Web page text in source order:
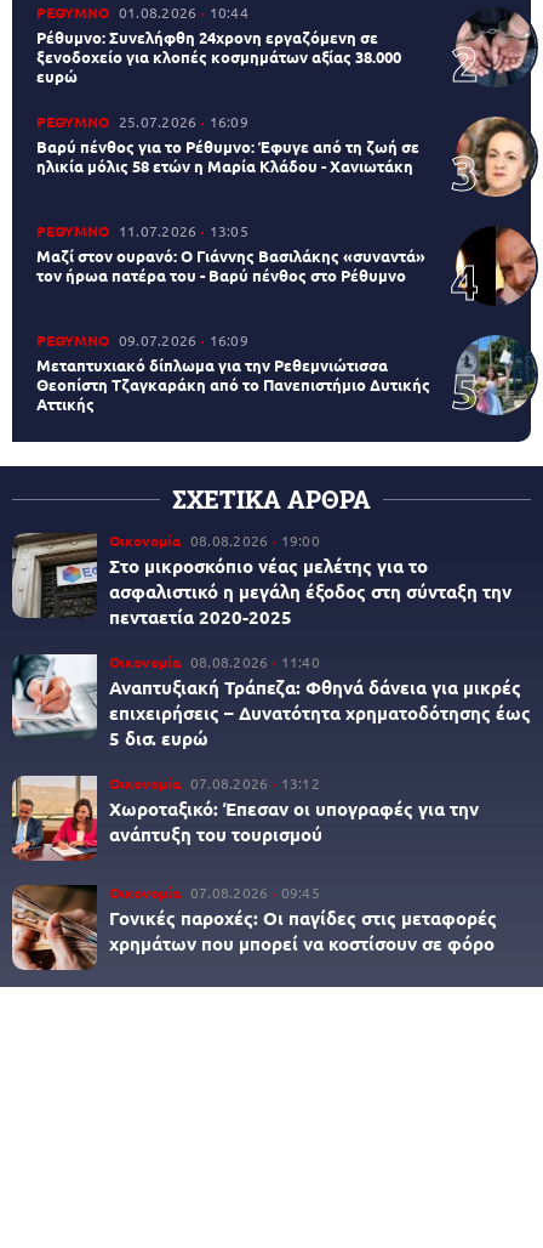
ΡΕΘΥΜΝΟ 01.08.2026 10:44
Ρέθυμνο: Συνελήφθη 24χρονη εργαζόμενη σε
ξενοδοχείο για κλοπές κοσμημάτων αξίας 38.000
ευρώ
ΡΕΘΥΜΝΟ 25.07.2026 16:09
Βαρύ πένθος για το Ρέθυμνο: Έφυγε από τη ζωή σε
ηλικία μόλις 58 ετών η Μαρία Κλάδου - Χανιωτάκη
ΡΕΘΥΜΝΟ 11.07.2026 13:05
Μαζί στον ουρανό: Ο Γιάννης Βασιλάκης «συναντά»
τον ήρωα πατέρα του - Βαρύ πένθος στο Ρέθυμνο
ΡΕΘΥΜΝΟ 09.07.2026 16:09
Μεταπτυχιακό δίπλωμα για την Ρεθεμνιώτισσα
Θεοπίστη Τζαγκαράκη από το Πανεπιστήμιο Δυτικής
Αττικής
ΣΧΕΤΙΚΑ ΑΡΘΡΑ
Οικονομία 08.08.2026 19:00
Στο μικροσκόπιο νέας μελέτης για το
ασφαλιστικό η μεγάλη έξοδος στη σύνταξη την
πενταετία 2020-2025
Οικονομία 08.08.2026 11:40
Αναπτυξιακή Τράπεζα: Φθηνά δάνεια για μικρές
επιχειρήσεις – Δυνατότητα χρηματοδότησης έως
5 δισ. ευρώ
Οικονομία 07.08.2026 13:12
Χωροταξικό: Έπεσαν οι υπογραφές για την
ανάπτυξη του τουρισμού
Οικονομία 07.08.2026 09:45
Γονικές παροχές: Οι παγίδες στις μεταφορές
χρημάτων που μπορεί να κοστίσουν σε φόρο